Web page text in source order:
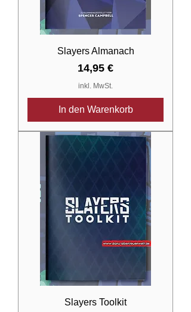
Slayers Almanach
Preis
14,95 €
inkl. MwSt.
In den Warenkorb
​​​​​​​Slayers Toolkit